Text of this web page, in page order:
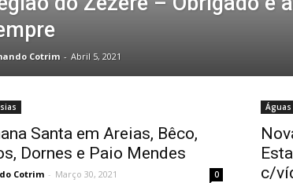
Cotrim - Abril 5, 2021
Santa em Areias, Bêco,
Dornes e Paio Mendes
Cotrim - Março 30, 2021 0
Águas
c/